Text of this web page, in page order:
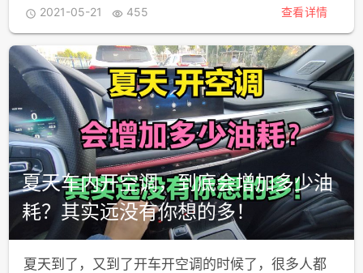
 2021-05-21  455 查看详情
夏天车内开空调，到底会增加多少油
耗？其实远没有你想的多！
夏天到了，又到了开车开空调的时候了，很多人都